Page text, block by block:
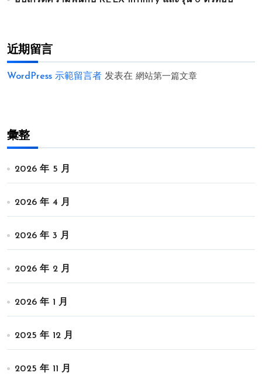
近期留言
WordPress 示範留言者 发表在 網站第一篇文章
彙整
2026 年 5 月
2026 年 4 月
2026 年 3 月
2026 年 2 月
2026 年 1 月
2025 年 12 月
2025 年 11 月